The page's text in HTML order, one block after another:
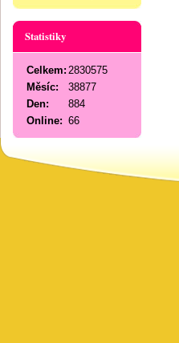
Statistiky
Online: 66
Celkem: 2830575
Měsíc:
38877
Den:
884